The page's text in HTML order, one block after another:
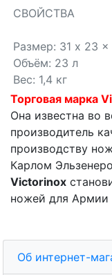
СВОЙСТВА
Размер: 31 x 23
Объём: 23 л
Вес: 1,4 кг
Торговая марка
Она известна во
производитель
производству
Карлом
Victorinox
ножей для
Об интернет-